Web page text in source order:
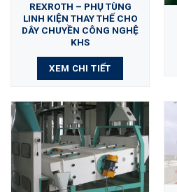
REXROTH – PHỤ TÙNG
LINH KIỆN THAY THẾ CHO
DÂY CHUYỀN CÔNG NGHỆ
KHS
XEM CHI TIẾT